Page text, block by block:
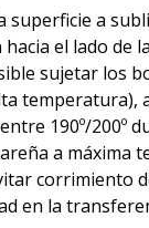
superficie a
el lado de
sujetar los
temperatura),
190º/200º
a máxima
corrimiento
en la